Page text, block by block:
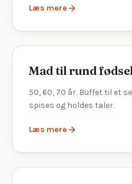
Læs mere
Mad til rund
50, 60, 70 år. Buffet til et
spises og holdes taler.
Læs mere